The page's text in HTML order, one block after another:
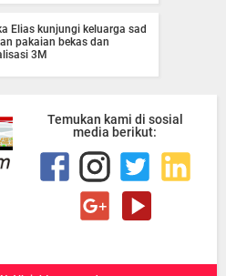
Elias kunjungi keluarga sad
pakaian bekas dan
3M
Temukan kami di sosial
media berikut: